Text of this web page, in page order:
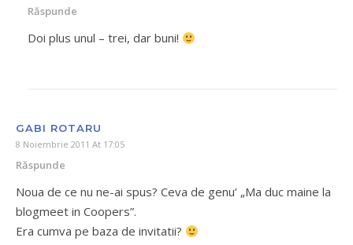
Răspunde
Doi plus unul – trei, dar buni!
GABI ROTARU
8 Noiembrie 2011 At 17:05
Răspunde
Noua de ce nu ne-ai spus? Ceva de genu’ „Ma duc maine la
blogmeet in Coopers”.
Era cumva pe baza de invitatii?